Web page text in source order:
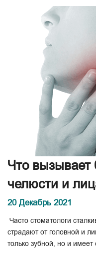
Что вызывает
челюсти и
20 Декабрь 2021
Часто стоматологи
страдают от головной и
только зубной, но и